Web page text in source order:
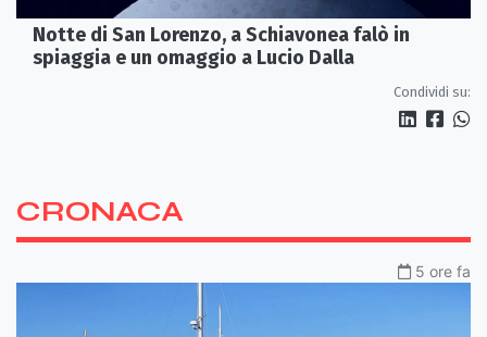
Notte di San Lorenzo, a Schiavonea falò in
spiaggia e un omaggio a Lucio Dalla
Condividi su:
CRONACA
5 ore fa